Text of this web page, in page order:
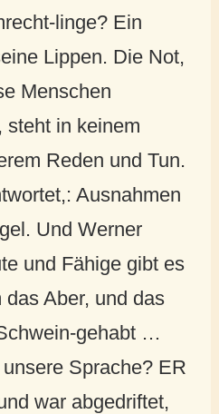
linge? Ein
Lippen. Die Not,
Menschen
steht in keinem
Reden und Tun.
Ausnahmen
Und Werner
und Fähige gibt es
Aber, und das
gehabt …
Sprache? ER
war abgedriftet,